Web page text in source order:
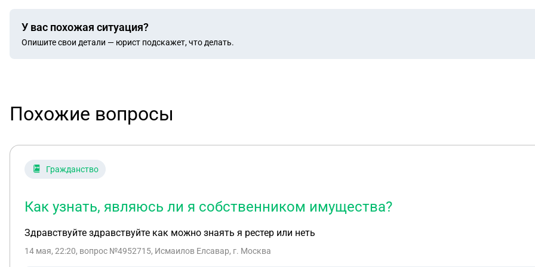
У вас похожая ситуация?
Опишите свои детали — юрист подскажет, что делать.
Похожие вопросы
Гражданство
Как узнать, являюсь ли я собственником имущества?
Здравствуйте здравствуйте как можно знаять я рестер или неть
14 мая, 22:20, вопрос №4952715, Исмаилов Елсавар, г. Москва